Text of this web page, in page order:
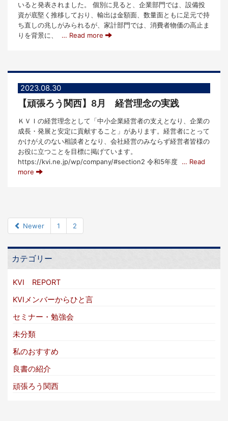
いると発表されました。 個別に見ると、企業部門では、設備投
資が底堅く推移しており、輸出は金額面、数量面ともに足元で持
ち直しの兆しがみられるが、家計部門では、消費者物価の高止ま
りを背景に、 … Read more
2023.08.30
【頑張ろう関西】8月 経営理念の実践
ＫＶＩの経営理念として「中小企業経営者の支えとなり、企業の
成長・発展と安定に貢献すること」があります。経営者にとって
かけがえのない相談者となり、会社経営のみならず経営者皆様の
お役に立つことを目標に掲げています。
https://kvi.ne.jp/wp/company/#section2 令和5年度 … Read
more
Newer 1 2
カテゴリー
KVI REPORT
KVIメンバーからひと言
セミナー・勉強会
未分類
私のおすすめ
良書の紹介
頑張ろう関西